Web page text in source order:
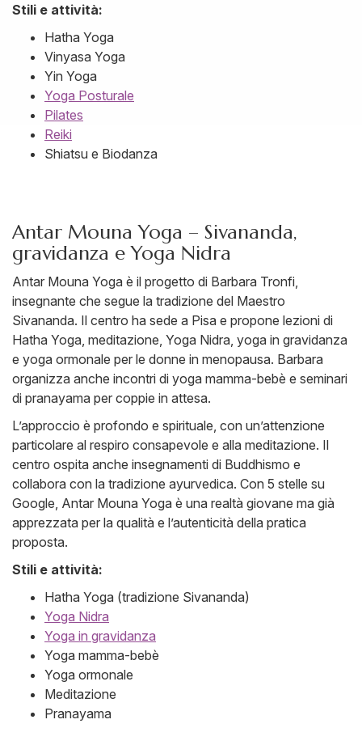
Stili e attività:
Hatha Yoga
Vinyasa Yoga
Yin Yoga
Yoga Posturale
Pilates
Reiki
Shiatsu e Biodanza
Antar Mouna Yoga – Sivananda,
gravidanza e Yoga Nidra
Antar Mouna Yoga è il progetto di Barbara Tronfi,
insegnante che segue la tradizione del Maestro
Sivananda. Il centro ha sede a Pisa e propone lezioni di
Hatha Yoga, meditazione, Yoga Nidra, yoga in gravidanza
e yoga ormonale per le donne in menopausa. Barbara
organizza anche incontri di yoga mamma-bebè e seminari
di pranayama per coppie in attesa.
L’approccio è profondo e spirituale, con un’attenzione
particolare al respiro consapevole e alla meditazione. Il
centro ospita anche insegnamenti di Buddhismo e
collabora con la tradizione ayurvedica. Con 5 stelle su
Google, Antar Mouna Yoga è una realtà giovane ma già
apprezzata per la qualità e l’autenticità della pratica
proposta.
Stili e attività:
Hatha Yoga (tradizione Sivananda)
Yoga Nidra
Yoga in gravidanza
Yoga mamma-bebè
Yoga ormonale
Meditazione
Pranayama